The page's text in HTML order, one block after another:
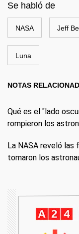
Se habló de
NASA Jeff
Luna
NOTAS
Qué es el "lado
rompieron los
La NASA reveló las
tomaron los